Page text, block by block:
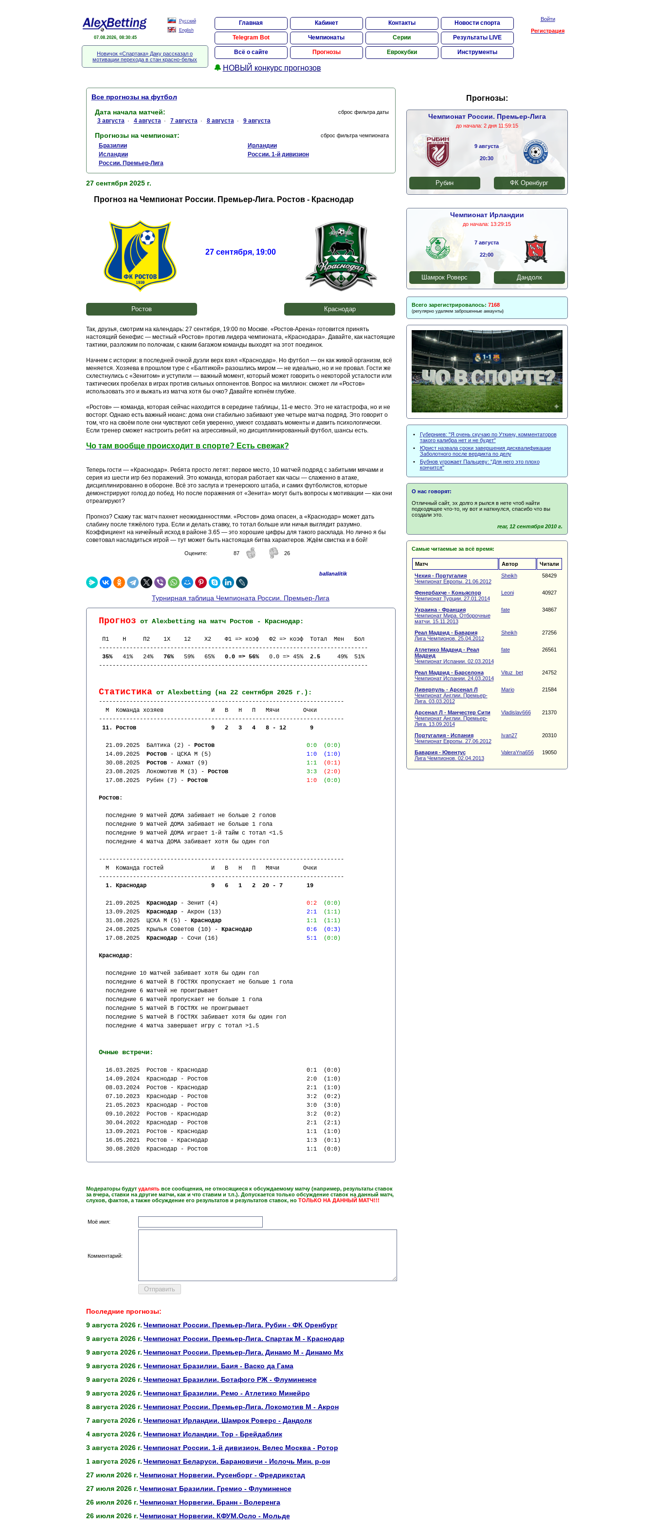
07.08.2026, 08:30:46
Русский
English
Главная Кабинет Контакты Новости спорта
Telegram Bot Чемпионаты Серии Результаты LIVE
Всё о сайте Прогнозы Еврокубки Инструменты
🔔 НОВЫЙ конкурс прогнозов
Войти
Регистрация
Новичок «Спартака» Даку рассказал о
мотивации перехода в стан красно-белых
Все прогнозы на футбол
Дата начала матчей:
сброс фильтра даты
3 августа · 4 августа · 7 августа · 8 августа · 9 августа
Прогнозы на чемпионат: сброс фильтра чемпионата
Бразилии
Ирландии
Исландии
России. 1-й дивизион
России. Премьер-Лига
27 сентября 2025 г.
Прогноз на Чемпионат России. Премьер-Лига. Ростов - Краснодар
27 сентября, 19:00
Ростов Краснодар
Так, друзья, смотрим на календарь: 27 сентября, 19:00 по Москве. «Ростов-Арена» готовится принять
настоящий бенефис — местный «Ростов» против лидера чемпионата, «Краснодара». Давайте, как настоящие
тактики, разложим по полочкам, с каким багажом команды выходят на этот поединок.
Начнем с истории: в последней очной дуэли верх взял «Краснодар». Но футбол — он как живой организм, всё
меняется. Хозяева в прошлом туре с «Балтикой» разошлись миром — не идеально, но и не провал. Гости же
схлестнулись с «Зенитом» и уступили — важный момент, который может говорить о некоторой усталости или
тактических пробелах в играх против сильных оппонентов. Вопрос на миллион: сможет ли «Ростов»
использовать это и выжать из матча хотя бы очко? Давайте копнём глубже.
«Ростов» — команда, которая сейчас находится в середине таблицы, 11-е место. Это не катастрофа, но и не
восторг. Однако есть важный нюанс: дома они стабильно забивают уже четыре матча подряд. Это говорит о
том, что на своём поле они чувствуют себя уверенно, умеют создавать моменты и давить психологически.
Если тренер сможет настроить ребят на агрессивный, но дисциплинированный футбол, шансы есть.
Чо там вообще происходит в спорте? Есть свежак?
Теперь гости — «Краснодар». Ребята просто летят: первое место, 10 матчей подряд с забитыми мячами и
серия из шести игр без поражений. Это команда, которая работает как часы — слаженно в атаке,
дисциплинированно в обороне. Всё это заслуга и тренерского штаба, и самих футболистов, которые
демонстрируют голод до побед. Но после поражения от «Зенита» могут быть вопросы к мотивации — как они
отреагируют?
Прогноз? Скажу так: матч пахнет неожиданностями. «Ростов» дома опасен, а «Краснодар» может дать
слабину после тяжёлого тура. Если и делать ставку, то тотал больше или ничья выглядит разумно.
Коэффициент на ничейный исход в районе 3.65 — это хорошие цифры для такого расклада. Но лично я бы
советовал насладиться игрой — тут может быть настоящая битва характеров. Ждём свистка и в бой!
Оцените: 87 26
ballanalitik
Турнирная таблица Чемпионата России. Премьер-Лига
Прогноз от Alexbetting на матч Ростов - Краснодар:
П1    Н     П2    1Х    12    Х2    Ф1 => коэф   Ф2 => коэф  Тотал  Мен   Бол
-------------------------------------------------------------------------------
35% 41%   24% 76% 59%   65% 0.0 => 56% 0.0 => 45% 2.5 49%  51%
-------------------------------------------------------------------------------
Статистика от Alexbetting (на 22 сентября 2025 г.):
------------------------------------------------------------------------
  М  Команда хозяев              И   В   Н   П   Мячи       Очки
------------------------------------------------------------------------
11. Ростов                      9   2   3   4   8 - 12       9
  21.09.2025  Балтика (2) -
Ростов 0:0
(0:0)
  14.09.2025
Ростов - ЦСКА М (5) 1:0
(1:0)
  30.08.2025
Ростов - Ахмат (9) 1:1
(0:1)
  23.08.2025  Локомотив М (3) -
Ростов 3:3
(2:0)
  17.08.2025  Рубин (7) -
Ростов 1:0 (0:0)
Ростов:
  последние 9 матчей ДОМА забивает не больше 2 голов
  последние 9 матчей ДОМА забивает не больше 1 гола
  последние 9 матчей ДОМА играет 1-й тайм с тотал <1.5
  последние 4 матча ДОМА забивает хотя бы один гол
------------------------------------------------------------------------
  М  Команда гостей              И   В   Н   П   Мячи       Очки
------------------------------------------------------------------------
  1. Краснодар                   9   6   1   2  20 - 7       19
  21.09.2025
Краснодар - Зенит (4) 0:2
(0:0)
  13.09.2025
Краснодар - Акрон (13) 2:1
(1:1)
  31.08.2025  ЦСКА М (5) -
Краснодар 1:1
(1:1)
  24.08.2025  Крылья Советов (10) -
Краснодар 0:6
(0:3)
  17.08.2025
Краснодар - Сочи (16) 5:1 (0:0)
Краснодар:
  последние 10 матчей забивает хотя бы один гол
  последние 6 матчей В ГОСТЯХ пропускает не больше 1 гола
  последние 6 матчей не проигрывает
  последние 6 матчей пропускает не больше 1 гола
  последние 5 матчей В ГОСТЯХ не проигрывает
  последние 5 матчей В ГОСТЯХ забивает хотя бы один гол
  последние 4 матча завершает игру с тотал >1.5
Очные встречи:
  16.03.2025  Ростов - Краснодар                             0:1  (0:0)
  14.09.2024  Краснодар - Ростов                             2:0  (1:0)
  08.03.2024  Ростов - Краснодар                             2:1  (1:0)
  07.10.2023  Краснодар - Ростов                             3:2  (0:2)
  21.05.2023  Краснодар - Ростов                             3:0  (3:0)
  09.10.2022  Ростов - Краснодар                             3:2  (0:2)
  30.04.2022  Краснодар - Ростов                             2:1  (2:1)
  13.09.2021  Ростов - Краснодар                             1:1  (1:0)
  16.05.2021  Ростов - Краснодар                             1:3  (0:1)
  30.08.2020  Краснодар - Ростов                             1:1  (0:0)
Модераторы будут удалятьвсе сообщения, не относящиеся к обсуждаемому матчу (например, результаты ставок
за вчера, ставки на другие матчи, как и что ставим и т.п.). Допускается только обсуждение ставок на данный матч,
слухов, фактов, а также обсуждение его результатов и результатов ставок, но ТОЛЬКО НА ДАННЫЙ МАТЧ!!!
Моё имя:
Комментарий:
Последние прогнозы:
9 августа 2026 г. Чемпионат России. Премьер-Лига. Рубин - ФК Оренбург
9 августа 2026 г. Чемпионат России. Премьер-Лига. Спартак М - Краснодар
9 августа 2026 г. Чемпионат России. Премьер-Лига. Динамо М - Динамо Мх
9 августа 2026 г. Чемпионат Бразилии. Баия - Васко да Гама
9 августа 2026 г. Чемпионат Бразилии. Ботафого РЖ - Флуминенсе
9 августа 2026 г. Чемпионат Бразилии. Ремо - Атлетико Минейро
8 августа 2026 г. Чемпионат России. Премьер-Лига. Локомотив М - Акрон
7 августа 2026 г. Чемпионат Ирландии. Шамрок Роверс - Дандолк
4 августа 2026 г. Чемпионат Исландии. Тор - Брейдаблик
3 августа 2026 г. Чемпионат России. 1-й дивизион. Велес Москва - Ротор
1 августа 2026 г. Чемпионат Беларуси. Барановичи - Ислочь Мин. р-он
27 июля 2026 г. Чемпионат Норвегии. Русенборг - Фредрикстад
27 июля 2026 г. Чемпионат Бразилии. Гремио - Флуминенсе
26 июля 2026 г. Чемпионат Норвегии. Бранн - Волеренга
26 июля 2026 г. Чемпионат Норвегии. КФУМ.Осло - Мольде
Прогнозы:
Чемпионат России. Премьер-Лига
до начала: 2 дня 11:59:14
9 августа
20:30
Рубин ФК Оренбург
Чемпионат Ирландии
до начала: 13:29:14
7 августа
22:00
Шамрок Роверс Дандолк
Всего зарегистрировалось: 7168
(регулярно удаляем заброшенные аккаунты)
•
Губерниев: "Я очень скучаю по Уткину, комментаторов
такого калибра нет и не будет"
•
Юрист назвала сроки завершения дисквалификации
Заболотного после вердикта по делу
•
Бубнов угрожает Пальцеву: "Для него это плохо
кончится"
О нас говорят:
Отличный сайт, эх долго я рылся в нете чтоб найти
подходящее что-то, ну вот и наткнулся, спасибо что вы
создали это.
rear, 12 сентября 2010 г.
Самые читаемые за всё время:
Матч Автор
Читали
Чехия - Португалия
Чемпионат Европы. 21.06.2012
Sheikh 58429
Фенербахче - Коньяспор
Чемпионат Турции. 27.01.2014
Leoni 40927
Украина - Франция
Чемпионат Мира. Отборочные
матчи. 15.11.2013
fate 34867
Реал Мадрид - Бавария
Лига Чемпионов. 25.04.2012
Sheikh 27256
Атлетико Мадрид - Реал
Мадрид
Чемпионат Испании. 02.03.2014
fate 26561
Реал Мадрид - Барселона
Чемпионат Испании. 24.03.2014
Vituz_bet 24752
Ливерпуль - Арсенал Л
Чемпионат Англии. Премьер-
Лига. 03.03.2012
Mario 21584
Арсенал Л - Манчестер Сити
Чемпионат Англии. Премьер-
Лига. 13.09.2014
Vladislav666 21370
Португалия - Испания
Чемпионат Европы. 27.06.2012
Ivan27 20310
Бавария - Ювентус
Лига Чемпионов. 02.04.2013
ValeraYna656 19050